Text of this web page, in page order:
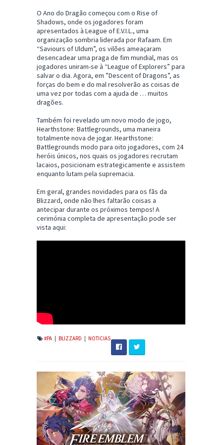
O Ano do Dragão começou com o Rise of
Shadows, onde os jogadores foram
apresentados à League of E.V.I.L., uma
organização sombria liderada por Rafaam. Em
“Saviours of Uldum”, os vilões ameaçaram
desencadear uma praga de fim mundial, mas os
jogadores uniram-se à “League of Explorers” para
salvar o dia. Agora, em ”Descent of Dragons”, as
forças do bem e do mal resolverão as coisas de
uma vez por todas com a ajuda de … muitos
dragões.
Também foi revelado um novo modo de jogo,
Hearthstone: Battlegrounds, uma maneira
totalmente nova de jogar. Hearthstone:
Battlegrounds modo para oito jogadores, com 24
heróis únicos, nos quais os jogadores recrutam
lacaios, posicionam estrategicamente e assistem
enquanto lutam pela supremacia.
Em geral, grandes novidades para os fãs da
Blizzard, onde não lhes faltarão coisas a
antecipar durante os próximos tempos! A
cerimónia completa de apresentação pode ser
vista aqui:
#PA | BLIZZARD | NOTICIAS